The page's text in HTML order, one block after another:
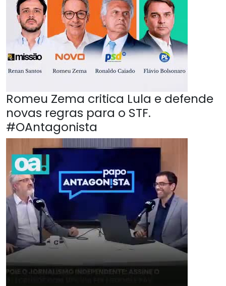
Romeu Zema critica Lula e defende
novas regras para o STF.
#OAntagonista